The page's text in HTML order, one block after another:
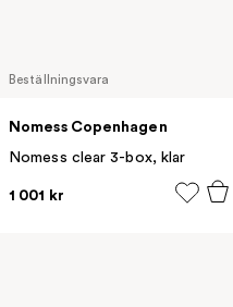
Beställningsvara
Nomess Copenhagen
Nomess clear 3-box, klar
1 001 kr